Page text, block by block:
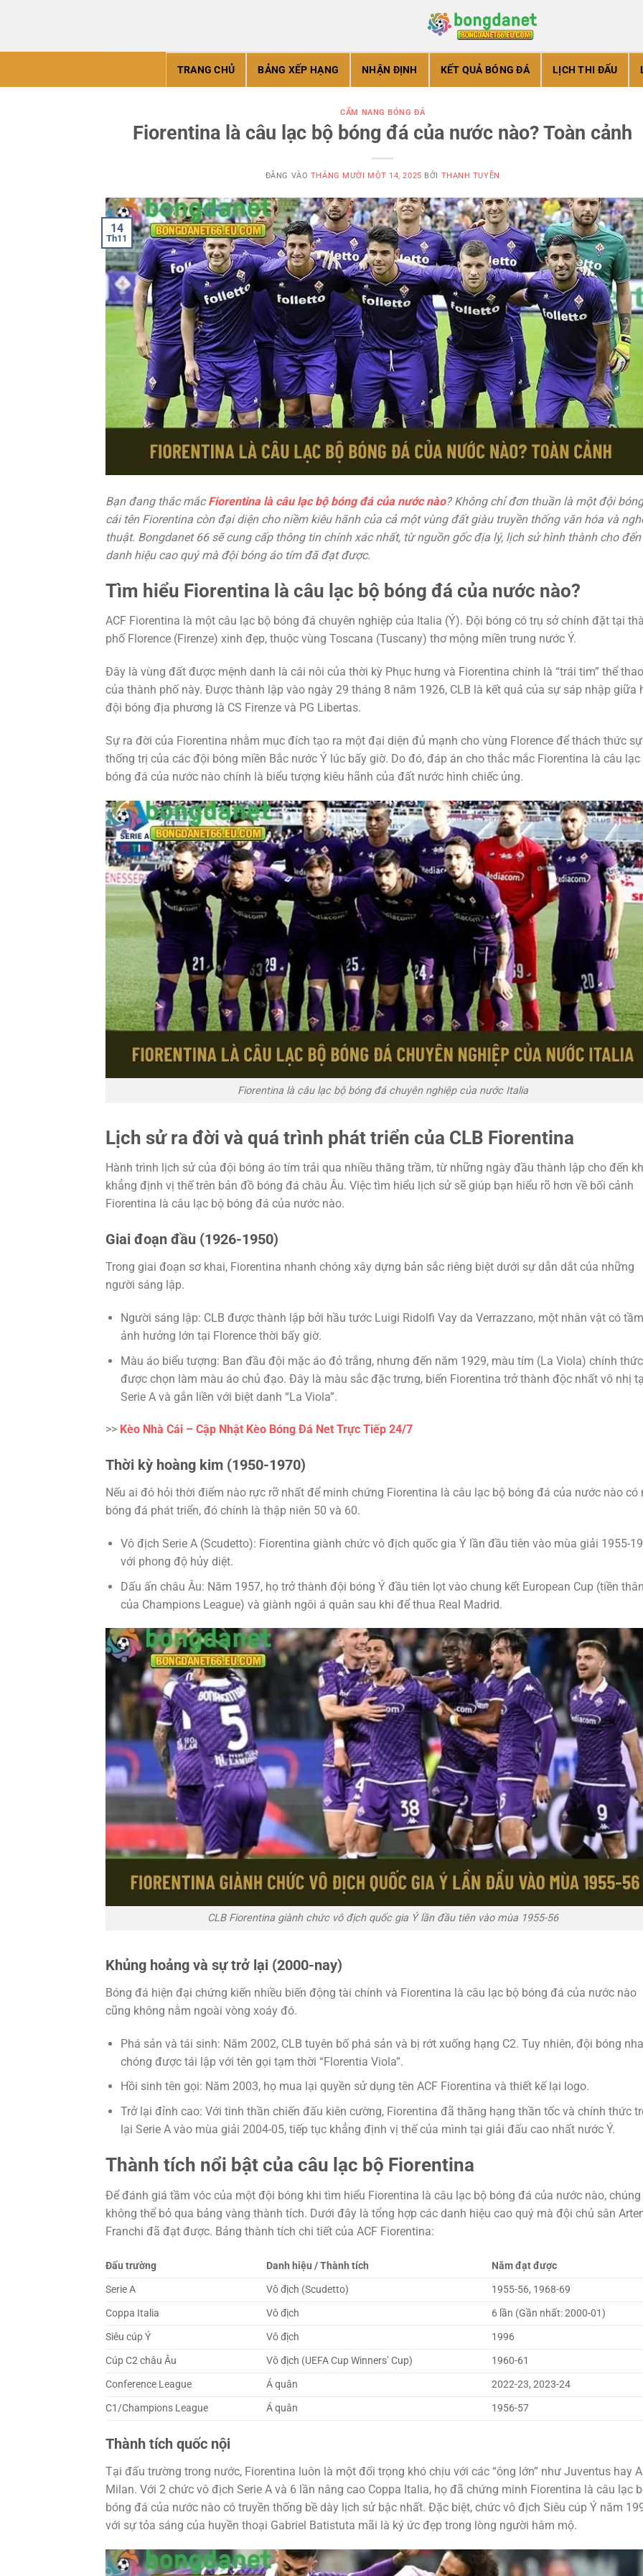
TRANG CHỦ BẢNG XẾP HẠNG NHẬN ĐỊNH KẾT QUẢ BÓNG ĐÁ LỊCH THI ĐẤU
CẨM NANG BÓNG ĐÁ
Fiorentina là câu lạc bộ bóng đá của nước nào? Toàn cảnh
ĐĂNG VÀO THÁNG MƯỜI MỘT 14, 2025 BỞI THANH TUYỀN
14
Th11
Bạn đang thắc mắcFiorentina là câu lạc bộ bóng đá của nước nào? Không chỉ đơn thuần là một đội
cái tên Fiorentina còn đại diện cho niềm kiêu hãnh của cả một vùng đất giàu truyền thống văn hóa và
thuật. Bongdanet 66 sẽ cung cấp thông tin chính xác nhất, từ nguồn gốc địa lý, lịch sử hình thành cho đến
danh hiệu cao quý mà đội bóng áo tím đã đạt được.
Tìm hiểu Fiorentina là câu lạc bộ bóng đá của nước nào?
ACF Fiorentina là một câu lạc bộ bóng đá chuyên nghiệp của Italia (Ý). Đội bóng có trụ sở chính đặt tại
phố Florence (Firenze) xinh đẹp, thuộc vùng Toscana (Tuscany) thơ mộng miền trung nước Ý.
Đây là vùng đất được mệnh danh là cái nôi của thời kỳ Phục hưng và Fiorentina chính là “trái tim” thể thao
của thành phố này. Được thành lập vào ngày 29 tháng 8 năm 1926, CLB là kết quả của sự sáp nhập giữa
đội bóng địa phương là CS Firenze và PG Libertas.
Sự ra đời của Fiorentina nhằm mục đích tạo ra một đại diện đủ mạnh cho vùng Florence để thách thức sự
thống trị của các đội bóng miền Bắc nước Ý lúc bấy giờ. Do đó, đáp án cho thắc mắc Fiorentina là câu lạc
bóng đá của nước nào chính là biểu tượng kiêu hãnh của đất nước hình chiếc ủng.
Fiorentina là câu lạc bộ bóng đá chuyên nghiệp của nước Italia
Lịch sử ra đời và quá trình phát triển của CLB Fiorentina
Hành trình lịch sử của đội bóng áo tím trải qua nhiều thăng trầm, từ những ngày đầu thành lập cho đến
khẳng định vị thế trên bản đồ bóng đá châu Âu. Việc tìm hiểu lịch sử sẽ giúp bạn hiểu rõ hơn về bối cảnh
Fiorentina là câu lạc bộ bóng đá của nước nào.
Giai đoạn đầu (1926-1950)
Trong giai đoạn sơ khai, Fiorentina nhanh chóng xây dựng bản sắc riêng biệt dưới sự dẫn dắt của những
người sáng lập.
Người sáng lập: CLB được thành lập bởi hầu tước Luigi Ridolfi Vay da Verrazzano, một nhân vật có tầm
ảnh hưởng lớn tại Florence thời bấy giờ.
Màu áo biểu tượng: Ban đầu đội mặc áo đỏ trắng, nhưng đến năm 1929, màu tím (La Viola) chính thức
được chọn làm màu áo chủ đạo. Đây là màu sắc đặc trưng, biến Fiorentina trở thành độc nhất vô nhị
Serie A và gắn liền với biệt danh “La Viola”.
>> Kèo Nhà Cái – Cập Nhật Kèo Bóng Đá Net Trực Tiếp 24/7
Thời kỳ hoàng kim (1950-1970)
Nếu ai đó hỏi thời điểm nào rực rỡ nhất để minh chứng Fiorentina là câu lạc bộ bóng đá của nước nào có
bóng đá phát triển, đó chính là thập niên 50 và 60.
Vô địch Serie A (Scudetto): Fiorentina giành chức vô địch quốc gia Ý lần đầu tiên vào mùa giải 1955-
với phong độ hủy diệt.
Dấu ấn châu Âu: Năm 1957, họ trở thành đội bóng Ý đầu tiên lọt vào chung kết European Cup (tiền
của Champions League) và giành ngôi á quân sau khi để thua Real Madrid.
CLB Fiorentina giành chức vô địch quốc gia Ý lần đầu tiên vào mùa 1955-56
Khủng hoảng và sự trở lại (2000-nay)
Bóng đá hiện đại chứng kiến nhiều biến động tài chính và Fiorentina là câu lạc bộ bóng đá của nước nào
cũng không nằm ngoài vòng xoáy đó.
Phá sản và tái sinh: Năm 2002, CLB tuyên bố phá sản và bị rớt xuống hạng C2. Tuy nhiên, đội bóng
chóng được tái lập với tên gọi tạm thời “Florentia Viola”.
Hồi sinh tên gọi: Năm 2003, họ mua lại quyền sử dụng tên ACF Fiorentina và thiết kế lại logo.
Trở lại đỉnh cao: Với tinh thần chiến đấu kiên cường, Fiorentina đã thăng hạng thần tốc và chính thức
lại Serie A vào mùa giải 2004-05, tiếp tục khẳng định vị thế của mình tại giải đấu cao nhất nước Ý.
Thành tích nổi bật của câu lạc bộ Fiorentina
Để đánh giá tầm vóc của một đội bóng khi tìm hiểu Fiorentina là câu lạc bộ bóng đá của nước nào,
không thể bỏ qua bảng vàng thành tích. Dưới đây là tổng hợp các danh hiệu cao quý mà đội chủ sân
Franchi đã đạt được. Bảng thành tích chi tiết của ACF Fiorentina:
Đấu trường Danh hiệu / Thành tích
Năm đạt được
Serie A
Vô địch (Scudetto)
1955-56, 1968-69
Coppa Italia
Vô địch
6 lần (Gần nhất: 2000-01)
Siêu cúp Ý
Vô địch
1996
Cúp C2 châu Âu
Vô địch (UEFA Cup Winners’ Cup)
1960-61
Conference League
Á quân
2022-23, 2023-24
C1/Champions League
Á quân 1956-57
Thành tích quốc nội
Tại đấu trường trong nước, Fiorentina luôn là một đối trọng khó chịu với các “ông lớn” như Juventus hay
Milan. Với 2 chức vô địch Serie A và 6 lần nâng cao Coppa Italia, họ đã chứng minh Fiorentina là câu lạc
bóng đá của nước nào có truyền thống bề dày lịch sử bậc nhất. Đặc biệt, chức vô địch Siêu cúp Ý năm
với sự tỏa sáng của huyền thoại Gabriel Batistuta mãi là ký ức đẹp trong lòng người hâm mộ.